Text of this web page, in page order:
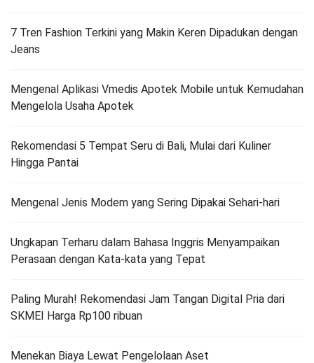
7 Tren Fashion Terkini yang Makin Keren Dipadukan dengan
Jeans
Mengenal Aplikasi Vmedis Apotek Mobile untuk Kemudahan
Mengelola Usaha Apotek
Rekomendasi 5 Tempat Seru di Bali, Mulai dari Kuliner
Hingga Pantai
Mengenal Jenis Modem yang Sering Dipakai Sehari-hari
Ungkapan Terharu dalam Bahasa Inggris Menyampaikan
Perasaan dengan Kata-kata yang Tepat
Paling Murah! Rekomendasi Jam Tangan Digital Pria dari
SKMEI Harga Rp100 ribuan
Menekan Biaya Lewat Pengelolaan Aset